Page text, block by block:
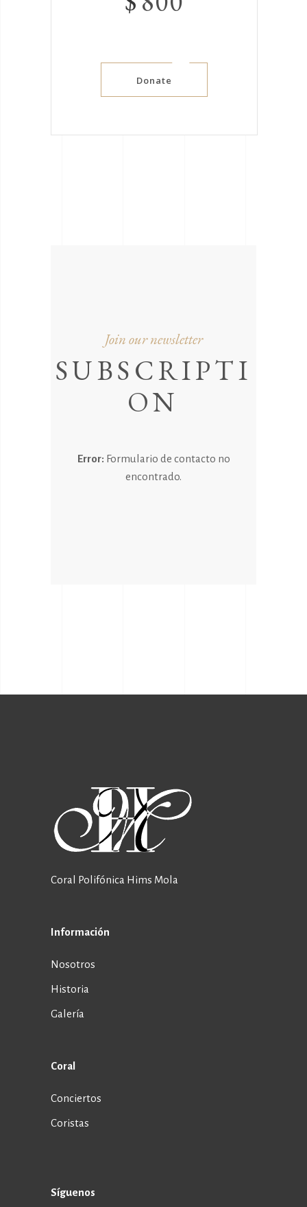
Donate
Join our newsletter
SUBSCRIPTI
ON
Error: Formulario de contacto no
encontrado.
Coral Polifónica Hims Mola
Información
Nosotros
Historia
Galería
Coral
Conciertos
Coristas
Síguenos